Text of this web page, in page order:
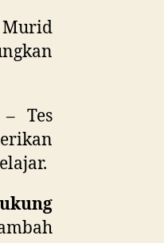
– Tes